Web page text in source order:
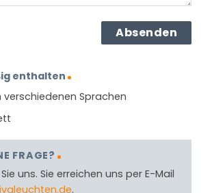
enthalten
verschiedenen Sprachen
FRAGE?
uns. Sie erreichen uns per E-Mail
.